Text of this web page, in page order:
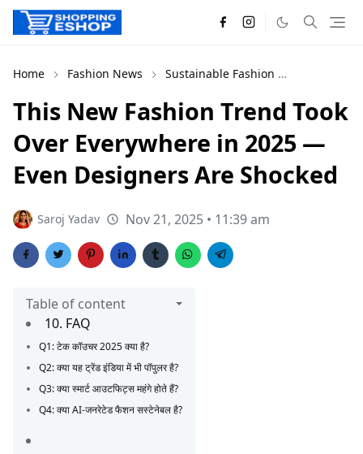
Home Fashion News Sustainable Fashion
This New Fashion Trend Took
Over Everywhere in 2025 —
Even Designers Are Shocked
Saroj Yadav Nov 21, 2025 • 11:39 am
Table of content
10. FAQ
Q1: टेक कॉउचर 2025 क्या है?
Q2: क्या यह ट्रेंड इंडिया में भी पॉपुलर है?
Q3: क्या स्मार्ट आउटफिट्स महंगे होते हैं?
Q4: क्या AI-जनरेटेड फैशन सस्टेनेबल है?